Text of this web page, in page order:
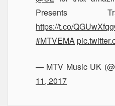
Presents
https://t.co/
#MTVEMA
— MTV Music UK
11, 2017